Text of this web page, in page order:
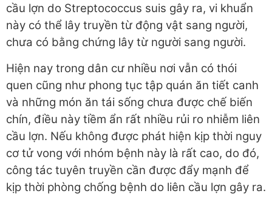
cầu lợn do Streptococcus suis gây ra, vi khuẩn
này có thể lây truyền từ động vật sang người,
chưa có bằng chứng lây từ người sang người.
Hiện nay trong dân cư nhiều nơi vẫn có thói
quen cũng như phong tục tập quán ăn tiết canh
và những món ăn tái sống chưa được chế biến
chín, điều này tiềm ẩn rất nhiều rủi ro nhiễm liên
cầu lợn. Nếu không được phát hiện kịp thời nguy
cơ tử vong với nhóm bệnh này là rất cao, do đó,
công tác tuyên truyền cần được đẩy mạnh để
kịp thời phòng chống bệnh do liên cầu lợn gây ra.